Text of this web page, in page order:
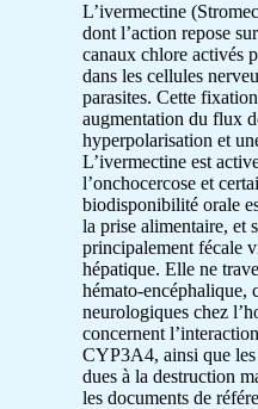
L’ivermectine
dont l’action repose
canaux chlore activés
dans les cellules
parasites. Cette
augmentation du flux
hyperpolarisation et
L’ivermectine est
l’onchocercose et
biodisponibilité orale
la prise alimentaire, et
principalement fécale
hépatique. Elle ne
hémato-encéphalique,
neurologiques chez
concernent
CYP3A4, ainsi que
dues à la destruction
les documents de